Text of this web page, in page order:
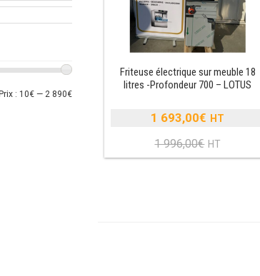
Friteuse électrique sur meuble 18
litres -Profondeur 700 – LOTUS
1 996,00€
prix
initial
1 693,00€
Le
prix
Prix
Prix
: 10€— 2 890€